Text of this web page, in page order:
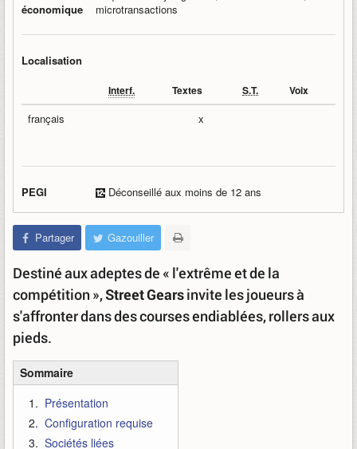
économique
microtransactions
Localisation
Interf. Textes S.T. Voix
français x
PEGI Déconseillé aux moins de 12 ans
Partager Gazouiller
Destiné aux adeptes de « l'extrême et de la
compétition »,Street Gearsinvite les joueurs à
s'affronter dans des courses endiablées, rollers aux
pieds.
Sommaire
Présentation
Configuration requise
Sociétés liées